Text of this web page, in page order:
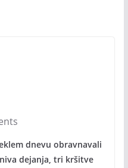
dnevu obravnavali
dejanja, tri kršitve